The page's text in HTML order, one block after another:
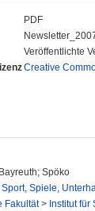
PDF
Veröffentlichte
Creative
Spöko
Spiele,
Fakultät> Institut für